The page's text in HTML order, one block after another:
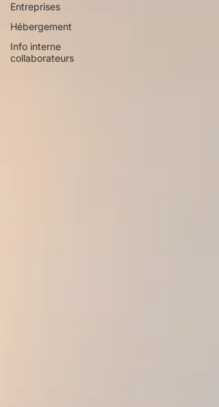
Entreprises
Hébergement
Info interne
collaborateurs